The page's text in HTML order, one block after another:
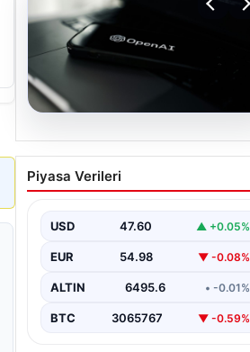
05.08.2026
OpenAI, yapay zeka
modellerinin sınırların
Piyasa Verileri
USD 47.60 ▲ +0.05%
EUR 54.98 ▼ -0.08%
ALTIN 6495.6 • -0.01%
BTC 3065767 ▼ -0.59%